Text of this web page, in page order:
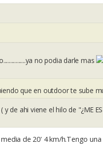
no podia darle mas
que en outdoor te sube
ahi viene el hilo de "¿ME
de 20' 4 km/h.Tengo